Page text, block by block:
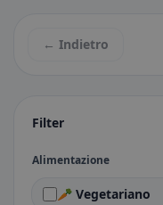
Filter
Alimentazione
🥕 Vegetariano
← Indietro